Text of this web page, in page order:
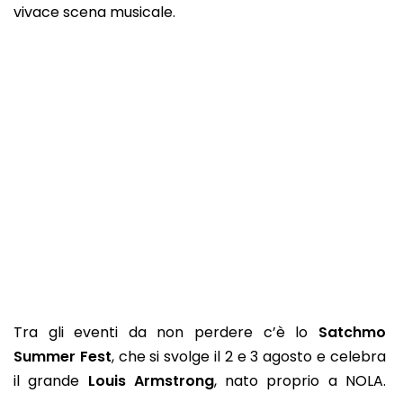
vivace scena musicale.
Tra gli eventi da non perdere c’è lo Satchmo
Summer Fest, che si svolge il 2 e 3 agosto e celebra
il grande Louis Armstrong, nato proprio a NOLA.